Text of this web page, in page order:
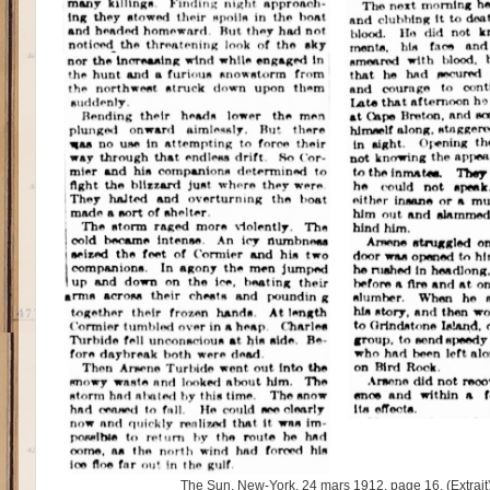
The Sun, New-York, 24 mars 1912, page 16.